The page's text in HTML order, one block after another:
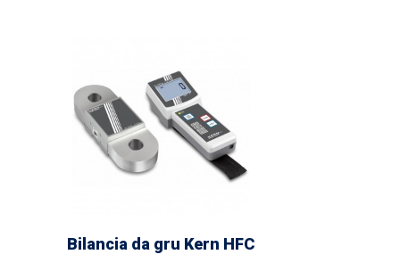
Bilancia da gru Kern HFC